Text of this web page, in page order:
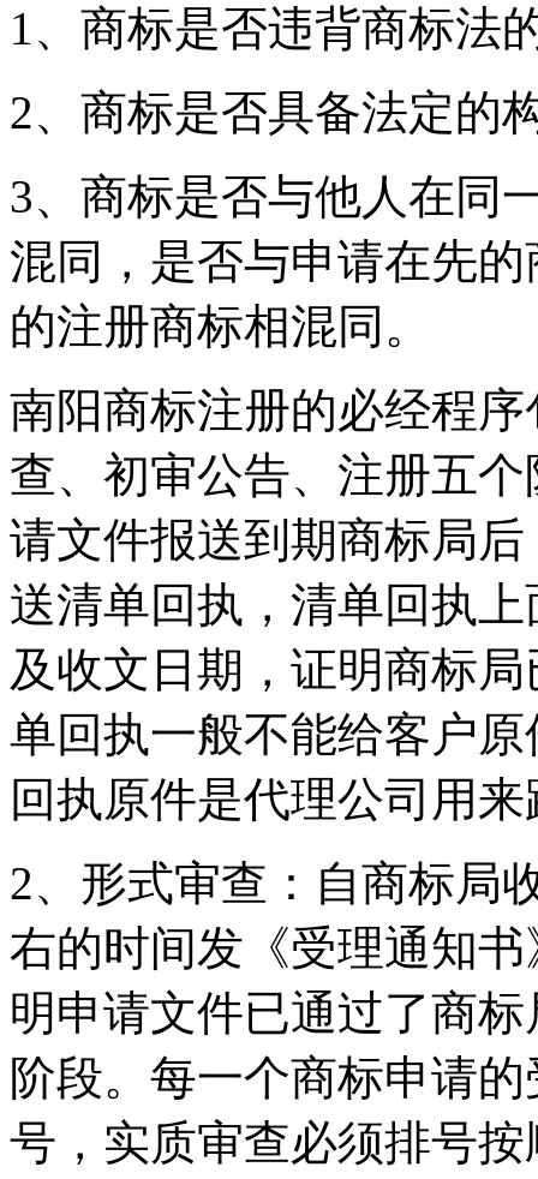
1、商标是否违背商标法
2、商标是否具备法定的
3、商标是否与他人在同
混同，是否与申请在先
的注册商标相混同。
南阳商标注册的必经程
查、初审公告、注册五
请文件报送到期商标局
送清单回执，清单回执
及收文日期，证明商标
单回执一般不能给客户
回执原件是代理公司用
2、形式审查：自商标局
右的时间发《受理通知
明申请文件已通过了商
阶段。每一个商标申请
号，实质审查必须排号